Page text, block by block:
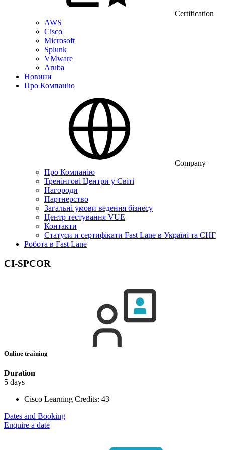
Certification
AWS
Cisco
Microsoft
Splunk
VMware
Aruba
Новини
Про Компанію
Company
Про Компанію
Тренінгові Центри у Світі
Нагороди
Партнерство
Загальні умови ведення бізнесу
Центр тестування VUE
Контакти
Статуси и сертифікати Fast Lane в Україні та СНГ
Робота в Fast Lane
CI-SPCOR
Online training
Duration
5 days
Cisco Learning Credits: 43
Dates and Booking
Enquire a date